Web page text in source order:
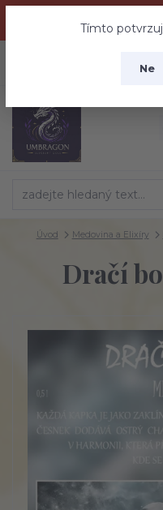
nebuďte vyděšeni zde
Tímto
Ne
Úvod Medovina a Elixíry
Dračí